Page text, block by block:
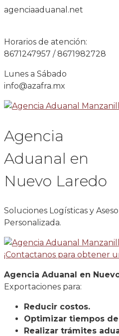
agenciaaduanal.net
Horarios de atención:
8671247957 / 8671982728
Lunes a Sábado
info@azafra.mx
Agencia
Aduanal en
Nuevo Laredo
Soluciones Logísticas y
Personalizada.
¡Contactanos para obtener
Agencia Aduanal en
Exportaciones para:
Reducir costos.
Optimizar tiempos
Realizar trámites